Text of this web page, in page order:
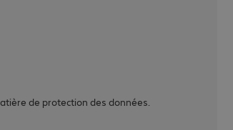
de protection des données.